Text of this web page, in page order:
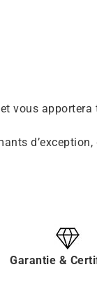
vous apportera
d’exception,
Garantie &